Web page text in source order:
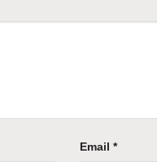
Email *